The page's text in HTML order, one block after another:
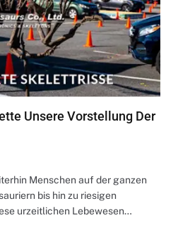
Unsere Vorstellung Der
Menschen auf der ganzen
bis hin zu riesigen
urzeitlichen Lebewesen…